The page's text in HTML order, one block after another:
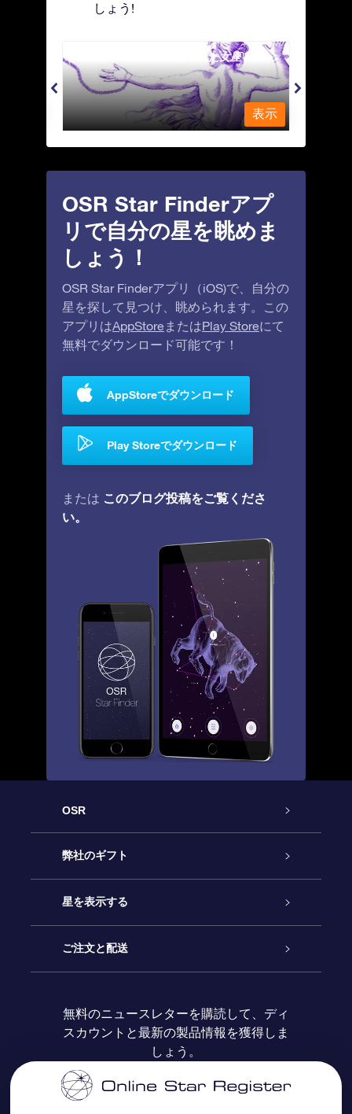
しょう!
Andromeda - 鎖で縛られた女座
表示
OSR Star Finderアプ
リで自分の星を眺めま
しょう！
OSR Star Finderアプリ（iOS)で、自分の
星を探して見つけ、眺められます。この
アプリはAppStore またはPlay Storeにて
無料でダウンロード可能です！
AppStoreでダウンロード
Play Storeでダウンロード
または このブログ投稿をご覧くださ
い。
OSR
カスタマーサービス
お問い合わせ
ブログ
レビュー
弊社のギフト
Online Starギフト
OSRギフトパック
OSR ギフトカード
法人ギフト
星を表示する
星の登録
カスタマイズされたStar Page
One Million Stars
ご注文と配送
お支払いに関する情報
配送に関する情報
無料のニュースレターを購読して、ディ
スカウントと最新の製品情報を獲得しま
しょう。